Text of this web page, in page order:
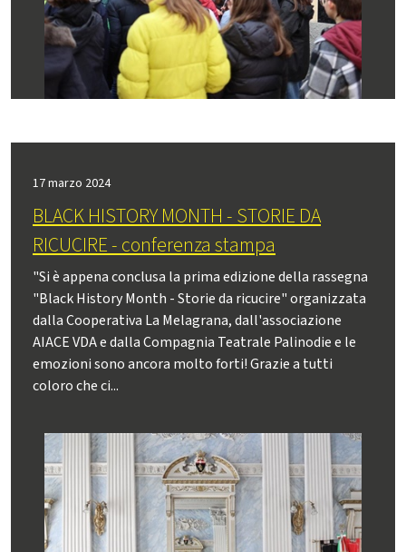
17 marzo 2024
BLACK HISTORY MONTH - STORIE DA
RICUCIRE - conferenza stampa
"Si è appena conclusa la prima edizione della rassegna
"Black History Month - Storie da ricucire" organizzata
dalla Cooperativa La Melagrana, dall'associazione
AIACE VDA e dalla Compagnia Teatrale Palinodie e le
emozioni sono ancora molto forti! Grazie a tutti
coloro che ci...